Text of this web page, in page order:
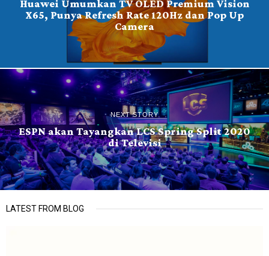
Huawei Umumkan TV OLED Premium Vision
X65, Punya Refresh Rate 120Hz dan Pop Up
Camera
NEXT STORY
ESPN akan Tayangkan LCS Spring Split 2020
di Televisi
LATEST FROM BLOG